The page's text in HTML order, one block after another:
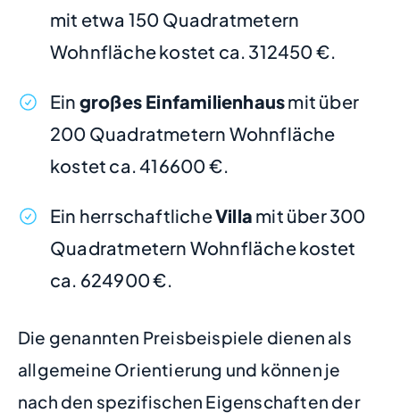
mit etwa 150 Quadratmetern
Wohnfläche kostet ca. 312450 €.
Ein großes Einfamilienhausmit über
200 Quadratmetern Wohnfläche
kostet ca. 416600 €.
Ein herrschaftlicheVilla mit über 300
Quadratmetern Wohnfläche kostet
ca. 624900 €.
Die genannten Preisbeispiele dienen als
allgemeine Orientierung und können je
nach den spezifischen Eigenschaften der